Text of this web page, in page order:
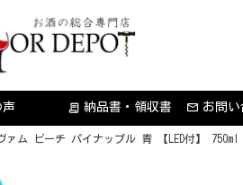
声 receipt_long 納品書・領収書 お問い
ァム ビーチ パイナップル 青 【LED付】 750ml